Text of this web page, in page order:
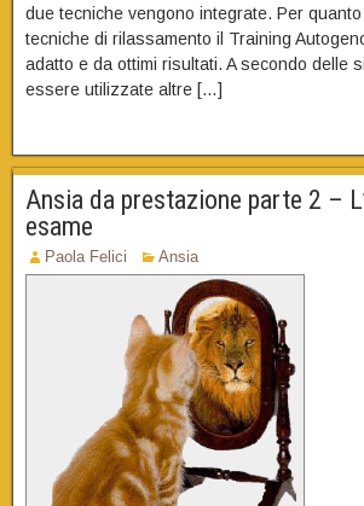
due tecniche vengono integrate. Per
tecniche di rilassamento il Training
adatto e da ottimi risultati. A secondo delle
essere utilizzate altre […]
Ansia da prestazione parte 2 –
esame
Paola Felici Ansia